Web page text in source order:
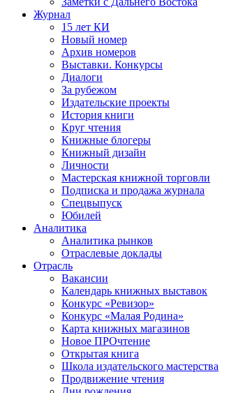
Журнал
15 лет КИ
Новый номер
Архив номеров
Выставки. Конкурсы
Диалоги
За рубежом
Издательские проекты
История книги
Круг чтения
Книжные блогеры
Книжный дизайн
Личности
Мастерская книжной торговли
Подписка и продажа журнала
Спецвыпуск
Юбилей
Аналитика
Аналитика рынков
Отраслевые доклады
Отрасль
Вакансии
Календарь книжных выставок
Конкурс «Ревизор»
Конкурс «Малая Родина»
Карта книжных магазинов
Новое ПРОчтение
Открытая книга
Школа издательского мастерства
Продвижение чтения